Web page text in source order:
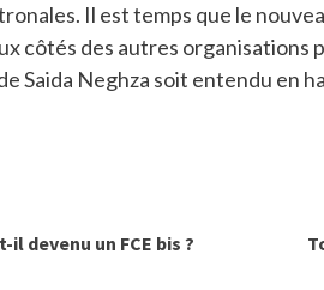
Il est temps que le
côtés des autres organisations
Saida Neghza soit entendu en
il devenu un FCE bis ?